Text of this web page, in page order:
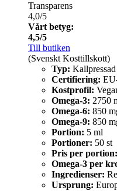
Transparens
4,0/5
Vårt betyg:
4,5/5
Till butiken
(Svenskt Kosttillskott)
Typ:
Certifiering:
Kostprofil:
Omega-3: 2750
Omega-6: 850
Omega-9: 850
Portion: 5 ml
Portioner: 50 st
Pris per portion:
Omega-3 per
Ingredienser:
Ursprung: